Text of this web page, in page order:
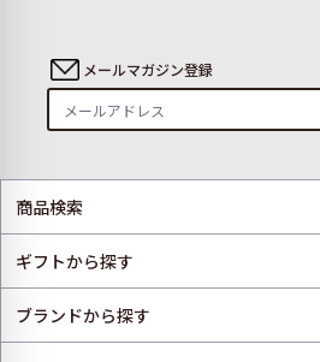
メールマガジン登録
商品検索
ギフトから探す
ブランドから探す